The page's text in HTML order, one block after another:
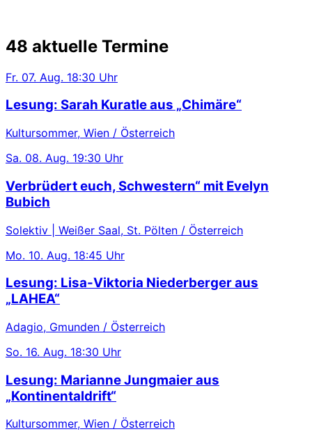
48 aktuelle Termine
Fr. 07. Aug. 18:30 Uhr
Lesung: Sarah Kuratle aus „Chimäre“
Kultursommer, Wien / Österreich
Sa. 08. Aug. 19:30 Uhr
Verbrüdert euch, Schwestern“ mit Evelyn
Bubich
Solektiv | Weißer Saal, St. Pölten / Österreich
Mo. 10. Aug. 18:45 Uhr
Lesung: Lisa-Viktoria Niederberger aus
„LAHEA“
Adagio, Gmunden / Österreich
So. 16. Aug. 18:30 Uhr
Lesung: Marianne Jungmaier aus
„Kontinentaldrift“
Kultursommer, Wien / Österreich